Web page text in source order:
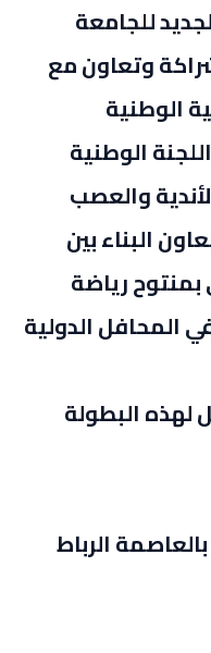
للجامعة
وتعاون مع
الوطنية
الوطنية
والعصب
البناء بين
رياضة
المحافل الدولية
لهذه البطولة
الرباط